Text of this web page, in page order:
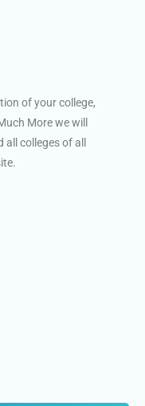
of your college,
More we will
colleges of all